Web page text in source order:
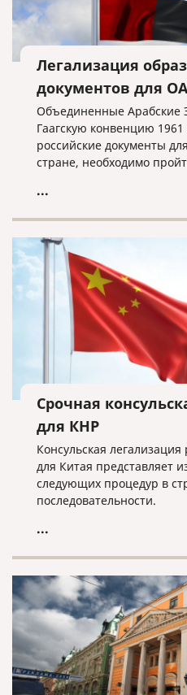
Легализация
документов для
Объединенные Арабские
Гаагскую конвенцию
российские документы
стране, необходимо
документы отметки
...
Срочная
для КНР
Консульская
для Китая представляет
следующих процедур в
последовательности.
...